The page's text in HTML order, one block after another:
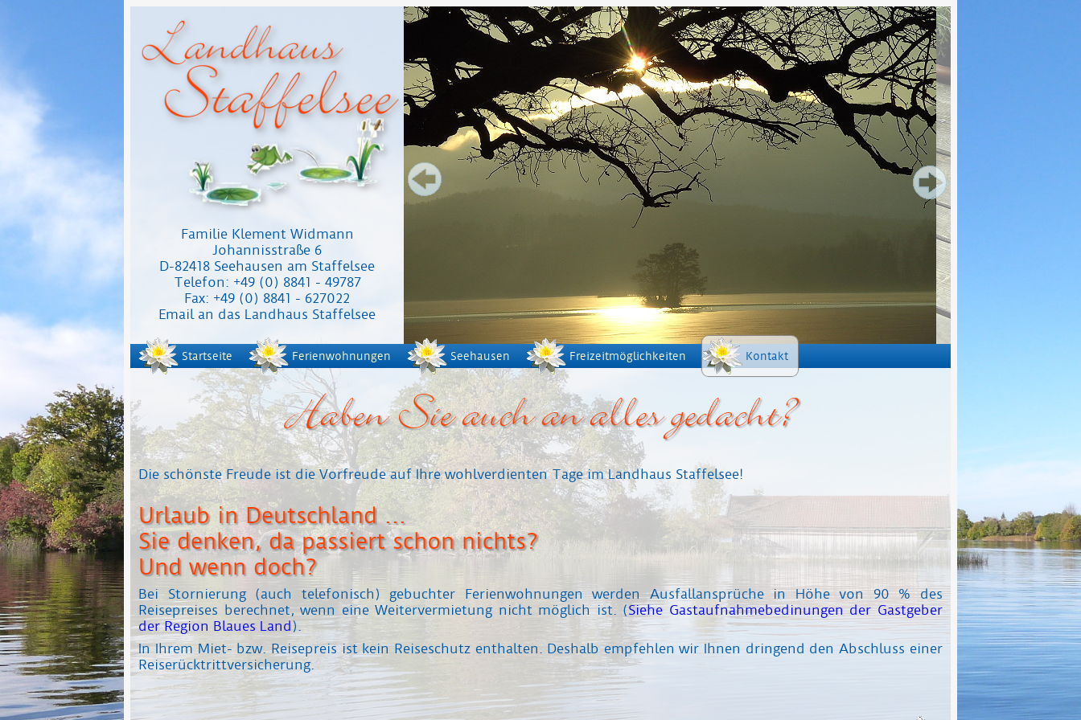
Familie Klement Widmann
Johannisstraße 6
D-82418 Seehausen am Staffelsee
Telefon: +49 (0) 8841 - 49787
Fax: +49 (0) 8841 - 627022
Email an das Landhaus Staffelsee
Startseite Ferienwohnungen Seehausen Freizeitmöglichkeiten Kontakt
Haben Sie auch an alles gedacht?
Die schönste Freude ist die Vorfreude auf Ihre wohlverdienten Tage im Landhaus Staffelsee!
Urlaub in Deutschland ...
Sie denken, da passiert schon nichts?
Und wenn doch?
Bei Stornierung (auch telefonisch) gebuchter Ferienwohnungen werden Ausfallansprüche in Höhe von 90 % des
Reisepreises berechnet, wenn eine Weitervermietung nicht möglich ist. (Siehe Gastaufnahmebedinungen der Gastgeber
der Region Blaues Land).
In Ihrem Miet- bzw. Reisepreis ist kein Reiseschutz enthalten. Deshalb empfehlen wir Ihnen dringend den Abschluss einer
Reiserücktrittversicherung.